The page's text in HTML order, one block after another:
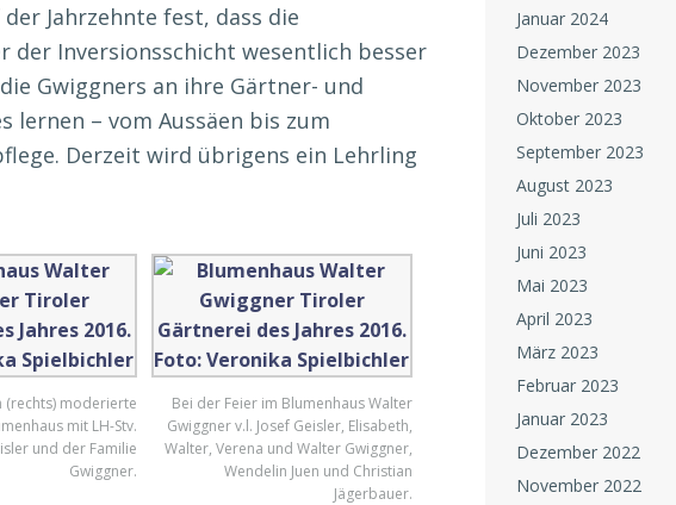
Jahrzehnte fest, dass die
der Inversionsschicht wesentlich besser
Gwiggners an ihre Gärtner- und
lernen – vom Aussäen bis zum
Derzeit wird übrigens ein Lehrling
(rechts) moderierte
mit LH-Stv.
und der Familie
Gwiggner.
Bei der Feier im Blumenhaus Walter
Gwiggner v.l. Josef Geisler, Elisabeth,
Walter, Verena und Walter Gwiggner,
Wendelin Juen und Christian
Jägerbauer.
Januar 2024
Dezember 2023
November 2023
Oktober 2023
September 2023
August 2023
Juli 2023
Juni 2023
Mai 2023
April 2023
März 2023
Februar 2023
Januar 2023
Dezember 2022
November 2022